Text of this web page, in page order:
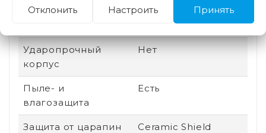
Ударопрочный
корпус
Нет
Пыле- и
влагозащита
Есть
Защита от царапин Ceramic Shield
Отклонить Настроить Принять